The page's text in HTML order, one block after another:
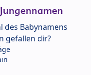
des Babynamens
gefallen dir?